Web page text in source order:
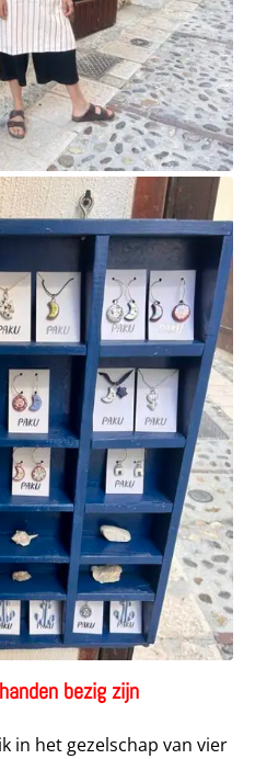
bezig zijn
in het gezelschap van vier